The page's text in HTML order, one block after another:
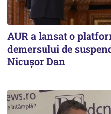
AUR a lansat o
demersului de
Nicușor Dan